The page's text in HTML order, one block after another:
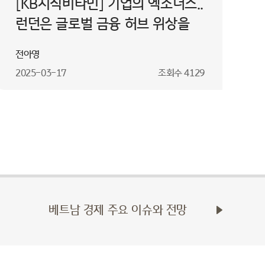
[KB지식비타민] 기업의 엑소더스..
런던은 글로벌 금융 허브 위상을
전아영
2025-03-17
조회수4129
베트남 경제 주요 이슈와 전망